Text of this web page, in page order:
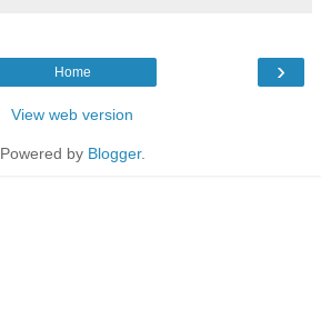
›
Home
View web version
Powered by Blogger.